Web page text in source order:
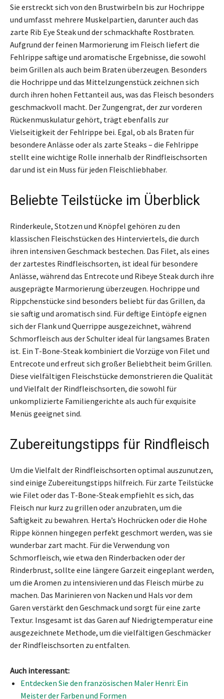
Sie erstreckt sich von den Brustwirbeln bis zur Hochrippe
und umfasst mehrere Muskelpartien, darunter auch das
zarte Rib Eye Steak und der schmackhafte Rostbraten.
Aufgrund der feinen Marmorierung im Fleisch liefert die
Fehlrippe saftige und aromatische Ergebnisse, die sowohl
beim Grillen als auch beim Braten überzeugen. Besonders
die Hochrippe und das Mittelzungenstück zeichnen sich
durch ihren hohen Fettanteil aus, was das Fleisch besonders
geschmackvoll macht. Der Zungengrat, der zur vorderen
Rückenmuskulatur gehört, trägt ebenfalls zur
Vielseitigkeit der Fehlrippe bei. Egal, ob als Braten für
besondere Anlässe oder als zarte Steaks – die Fehlrippe
stellt eine wichtige Rolle innerhalb der Rindfleischsorten
dar und ist ein Muss für jeden Fleischliebhaber.
Beliebte Teilstücke im Überblick
Rinderkeule, Stotzen und Knöpfel gehören zu den
klassischen Fleischstücken des Hinterviertels, die durch
ihren intensiven Geschmack bestechen. Das Filet, als eines
der zartestes Rindfleischsorten, ist ideal für besondere
Anlässe, während das Entrecote und Ribeye Steak durch ihre
ausgeprägte Marmorierung überzeugen. Hochrippe und
Rippchenstücke sind besonders beliebt für das Grillen, da
sie saftig und aromatisch sind. Für deftige Eintöpfe eignen
sich der Flank und Querrippe ausgezeichnet, während
Schmorfleisch aus der Schulter ideal für langsames Braten
ist. Ein T-Bone-Steak kombiniert die Vorzüge von Filet und
Entrecote und erfreut sich großer Beliebtheit beim Grillen.
Diese vielfältigen Fleischstücke demonstrieren die Qualität
und Vielfalt der Rindfleischsorten, die sowohl für
unkomplizierte Familiengerichte als auch für exquisite
Menüs geeignet sind.
Zubereitungstipps für Rindfleisch
Um die Vielfalt der Rindfleischsorten optimal auszunutzen,
sind einige Zubereitungstipps hilfreich. Für zarte Teilstücke
wie Filet oder das T-Bone-Steak empfiehlt es sich, das
Fleisch nur kurz zu grillen oder anzubraten, um die
Saftigkeit zu bewahren. Herta’s Hochrücken oder die Hohe
Rippe können hingegen perfekt geschmort werden, was sie
wunderbar zart macht. Für die Verwendung von
Schmorfleisch, wie etwa den Rinderbacken oder der
Rinderbrust, sollte eine längere Garzeit eingeplant werden,
um die Aromen zu intensivieren und das Fleisch mürbe zu
machen. Das Marinieren von Nacken und Hals vor dem
Garen verstärkt den Geschmack und sorgt für eine zarte
Textur. Insgesamt ist das Garen auf Niedrigtemperatur eine
ausgezeichnete Methode, um die vielfältigen Geschmäcker
der Rindfleischsorten zu entfalten.
Auch interessant:
Entdecken Sie den französischen Maler Henri: Ein
Meister der Farben und Formen